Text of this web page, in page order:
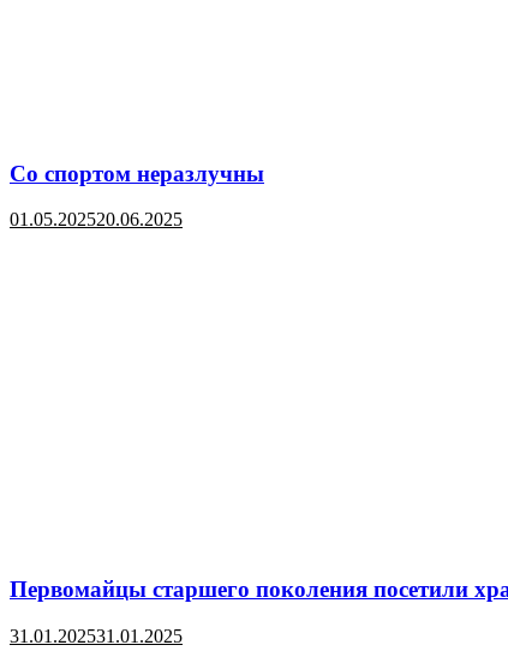
Со спортом неразлучны
01.05.202520.06.2025
Первомайцы старшего поколения посетили
31.01.202531.01.2025